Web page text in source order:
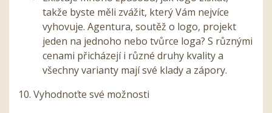
takže byste měli zvážit, který Vám nejvíce
vyhovuje. Agentura, soutěž o logo, projekt
jeden na jednoho nebo tvůrce loga? S různými
cenami přicházejí i různé druhy kvality a
všechny varianty mají své klady a zápory.
10. Vyhodnoťte své možnosti